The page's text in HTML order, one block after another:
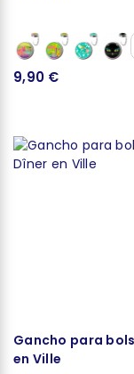
9,90 €
Gancho para
en Ville